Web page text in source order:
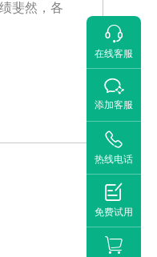
斐然，各

在线客服

添加客服

热线电话

免费试用